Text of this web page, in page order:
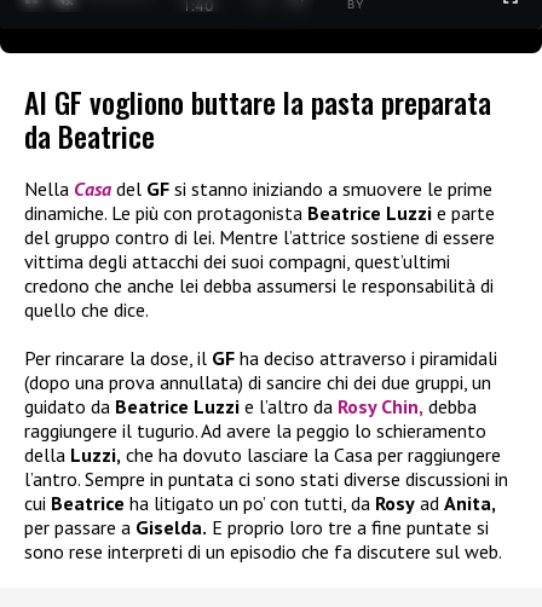
1:40
BY
Al GF vogliono buttare la pasta preparata
da Beatrice
Nella Casa del GF si stanno iniziando a smuovere le prime
dinamiche. Le più con protagonista Beatrice Luzzi e parte
del gruppo contro di lei. Mentre l’attrice sostiene di essere
vittima degli attacchi dei suoi compagni, quest’ultimi
credono che anche lei debba assumersi le responsabilità di
quello che dice.
Per rincarare la dose, il GF ha deciso attraverso i piramidali
(dopo una prova annullata) di sancire chi dei due gruppi, un
guidato da Beatrice Luzzi e l’altro da Rosy Chin, debba
raggiungere il tugurio. Ad avere la peggio lo schieramento
della Luzzi, che ha dovuto lasciare la Casa per raggiungere
l’antro. Sempre in puntata ci sono stati diverse discussioni in
cui Beatrice ha litigato un po’ con tutti, da Rosy ad Anita,
per passare a Giselda. E proprio loro tre a fine puntate si
sono rese interpreti di un episodio che fa discutere sul web.